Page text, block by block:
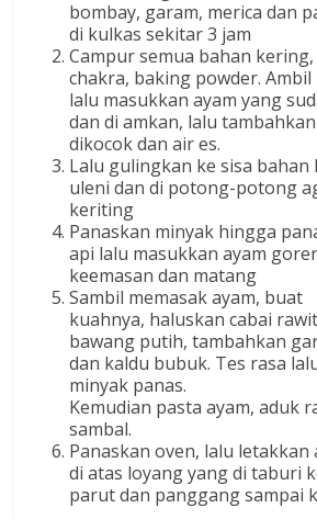
bombay, garam, merica dan
di kulkas sekitar 3 jam
Campur semua bahan
chakra, baking powder.
lalu masukkan ayam yang
dan di amkan, lalu
dikocok dan air es.
Lalu gulingkan ke sisa bahan
uleni dan di potong-potong
keriting
Panaskan minyak hingga
api lalu masukkan ayam
keemasan dan matang
Sambil memasak ayam, buat
kuahnya, haluskan cabai
bawang putih, tambahkan
dan kaldu bubuk. Tes rasa
minyak panas.
Kemudian pasta ayam, aduk
sambal.
Panaskan oven, lalu
di atas loyang yang di taburi
parut dan panggang sampai